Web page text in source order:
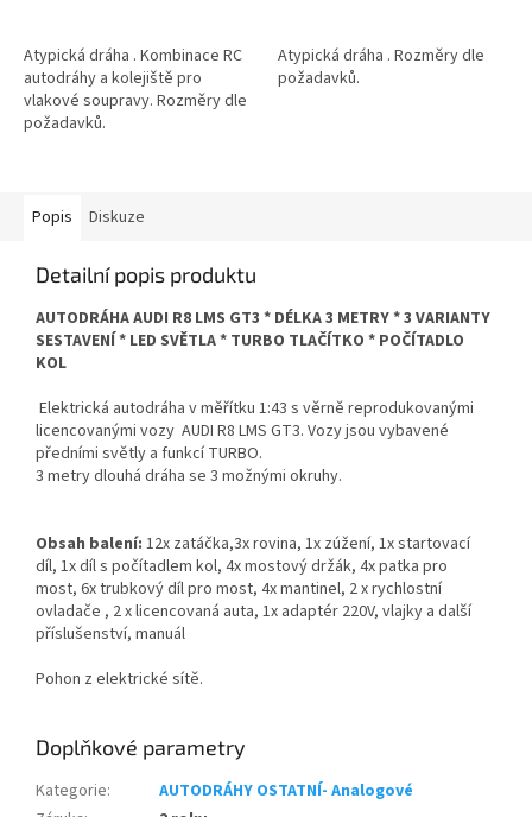
Atypická dráha . Kombinace RC
autodráhy a kolejiště pro
vlakové soupravy. Rozměry dle
požadavků.
Atypická dráha . Rozměry dle
požadavků.
Popis Diskuze
Detailní popis produktu
AUTODRÁHA AUDI R8 LMS GT3 * DÉLKA 3 METRY * 3 VARIANTY
SESTAVENÍ * LED SVĚTLA * TURBO TLAČÍTKO * POČÍTADLO
KOL
Elektrická autodráha v měřítku 1:43 s věrně reprodukovanými
licencovanými vozy AUDI R8 LMS GT3. Vozy jsou vybavené
předními světly a funkcí TURBO.
3 metry dlouhá dráha se 3 možnými okruhy.
Obsah balení: 12x zatáčka,3x rovina, 1x zúžení, 1x startovací
díl, 1x díl s počítadlem kol, 4x mostový držák, 4x patka pro
most, 6x trubkový díl pro most, 4x mantinel, 2 x rychlostní
ovladače , 2 x licencovaná auta, 1x adaptér 220V, vlajky a další
příslušenství, manuál
Pohon z elektrické sítě.
Doplňkové parametry
Kategorie:
AUTODRÁHY OSTATNÍ- Analogové